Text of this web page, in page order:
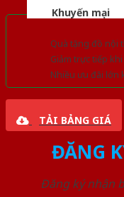
Khuyến mại
Quà tặng đồ nội
Giảm trực tiếp
Nhiều ưu đãi lớn
TẢI BẢNG GIÁ
ĐĂNG
Đăng ký nhận